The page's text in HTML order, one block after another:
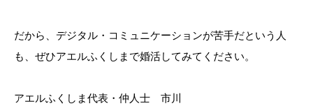
だから、デジタル・コミュニケーションが苦手だという人
も、ぜひアエルふくしまで婚活してみてください。
アエルふくしま代表・仲人士 市川